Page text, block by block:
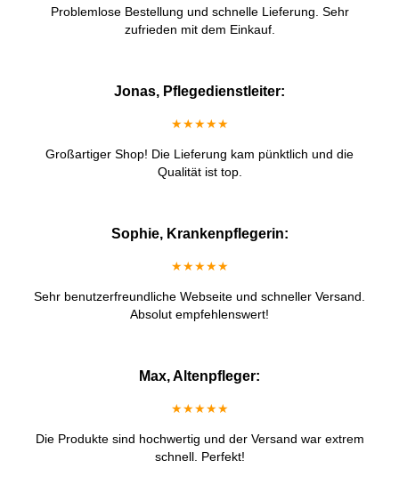
Problemlose Bestellung und schnelle Lieferung. Sehr
zufrieden mit dem Einkauf.
Jonas, Pflegedienstleiter:
★★★★★
Großartiger Shop! Die Lieferung kam pünktlich und die
Qualität ist top.
Sophie, Krankenpflegerin:
★★★★★
Sehr benutzerfreundliche Webseite und schneller Versand.
Absolut empfehlenswert!
Max, Altenpfleger:
★★★★★
Die Produkte sind hochwertig und der Versand war extrem
schnell. Perfekt!